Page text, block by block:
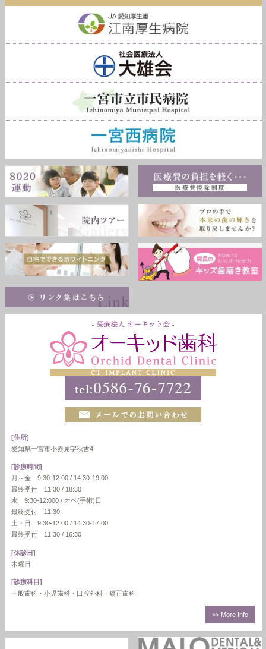
[住所]
愛知県一宮市小赤見字秋吉4
[診療時間]
月～金 9:30-12:00 / 14:30-19:00
最終受付 11:30 / 18:30
水 9:30-12:000 / オペ(手術)日
最終受付 11:30
土・日 9:30-12:00 / 14:30-17:00
最終受付 11:30 / 16:30
[休診日]
木曜日
[診療科目]
一般歯科・小児歯科・口腔外科・矯正歯科
>> More Info